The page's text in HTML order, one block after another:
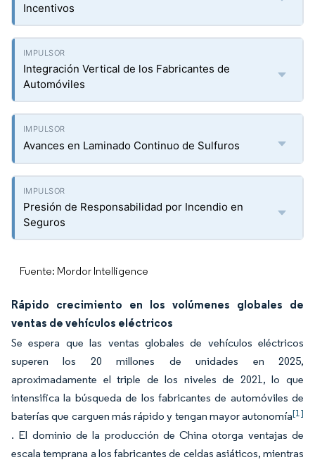
Incentivos
Integración Vertical de los Fabricantes de
Automóviles
Avances en Laminado Continuo de Sulfuros
Presión de Responsabilidad por Incendio en
Seguros
Fuente: Mordor Intelligence
Rápido crecimiento en los volúmenes globales de
ventas de vehículos eléctricos
Se espera que las ventas globales de vehículos eléctricos
superen los 20 millones de unidades en 2025,
aproximadamente el triple de los niveles de 2021, lo que
intensifica la búsqueda de los fabricantes de automóviles de
baterías que carguen más rápido y tengan mayor autonomía[1]
. El dominio de la producción de China otorga ventajas de
escala temprana a los fabricantes de celdas asiáticos, mientras